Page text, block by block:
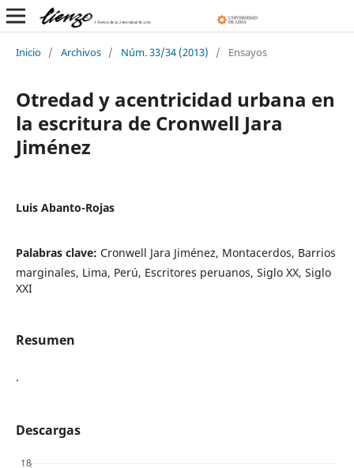
Inicio / Archivos / Núm. 33/34 (2013) / Ensayos
Otredad y acentricidad urbana en
la escritura de Cronwell Jara
Jiménez
Luis Abanto-Rojas
Palabras clave: Cronwell Jara Jiménez, Montacerdos, Barrios
marginales, Lima, Perú, Escritores peruanos, Siglo XX, Siglo
XXI
Resumen
.
Descargas